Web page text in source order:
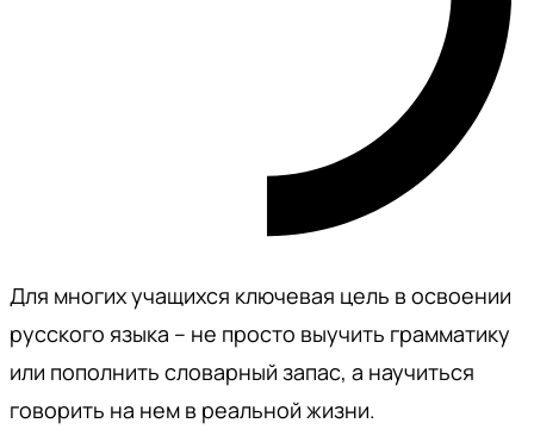
Для многих учащихся ключевая цель в освоении
русского языка – не просто выучить грамматику
или пополнить словарный запас, а научиться
говорить на нем в реальной жизни.